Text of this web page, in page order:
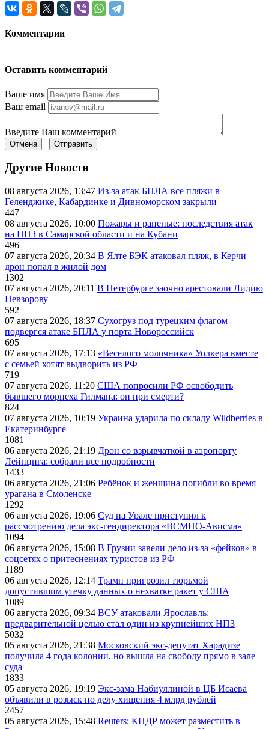
Комментарии
Оставить комментарий
Ваше имя
Ваш email
Введите Ваш комментарий
Отмена Отправить
Другие Новости
08 августа 2026, 13:47 Из-за атак БПЛА все пляжи в
Геленджике, Кабардинке и Дивноморском закрыли
447
08 августа 2026, 10:00 Пожары и раненые: последствия атак
на НПЗ в Самарской области и на Кубани
496
07 августа 2026, 20:34 В Ялте БЭК атаковал пляж, в Керчи
дрон попал в жилой дом
1302
07 августа 2026, 20:11 В Петербурге заочно арестовали Лидию
Невзорову
592
07 августа 2026, 18:37 Сухогруз под турецким флагом
подвергся атаке БПЛА у порта Новороссийск
695
07 августа 2026, 17:13 «Веселого молочника» Уолкера вместе
с семьей хотят выдворить из РФ
719
07 августа 2026, 11:20 США попросили РФ освободить
бывшего морпеха Гилмана: он при смерти?
824
07 августа 2026, 10:19 Украина ударила по складу Wildberries в
Екатеринбурге
1081
06 августа 2026, 21:19 Дрон со взрывчаткой в аэропорту
Лейпцига: собрали все подробности
1433
06 августа 2026, 21:06 Ребёнок и женщина погибли во время
урагана в Смоленске
1292
06 августа 2026, 19:06 Суд на Урале приступил к
рассмотрению дела экс-гендиректора «ВСМПО-Ависма»
1094
06 августа 2026, 15:08 В Грузии завели дело из-за «фейков» в
соцсетях о притеснениях туристов из РФ
1189
06 августа 2026, 12:14 Трамп пригрозил тюрьмой
допустившим утечку данных о нехватке ракет у США
1089
06 августа 2026, 09:34 ВСУ атаковали Ярославль:
предварительной целью стал один из крупнейших НПЗ
5032
05 августа 2026, 21:38 Московский экс-депутат Харадизе
получила 4 года колонии, но вышла на свободу прямо в зале
суда
1833
05 августа 2026, 19:19 Экс-зама Набиуллиной в ЦБ Исаева
объявили в розыск по делу хищения 4 млрд рублей
2457
05 августа 2026, 15:48 Reuters: КНДР может разместить в